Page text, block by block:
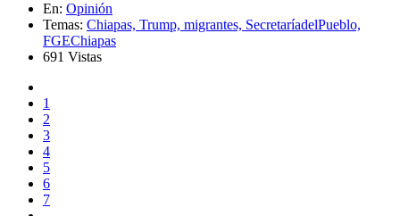
En: Opinión
Temas: Chiapas, Trump, migrantes, SecretaríadelPueblo,
FGEChiapas
691 Vistas
1
2
3
4
5
6
7